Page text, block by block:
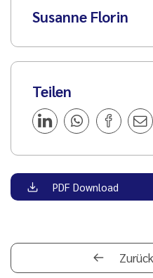
Susanne Florin
Teilen
PDF Download